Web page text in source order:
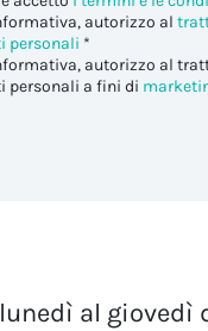
autorizzo al
personali *
autorizzo al
personali a fini di
al giovedì